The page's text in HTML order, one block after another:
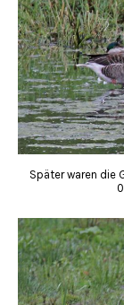
Später waren die